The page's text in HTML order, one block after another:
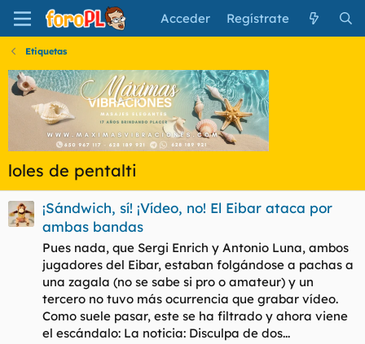
Acceder Regístrate
Etiquetas
loles de pentalti
‎¡Sándwich, sí! ¡Vídeo, no! El Eibar ataca por
ambas bandas
Pues nada, que Sergi Enrich y Antonio Luna, ambos
jugadores del Eibar, estaban folgándose a pachas a
una zagala (no se sabe si pro o amateur) y un
tercero no tuvo más ocurrencia que grabar vídeo.
Como suele pasar, este se ha filtrado y ahora viene
el escándalo: La noticia: Disculpa de dos...